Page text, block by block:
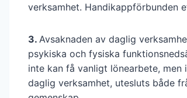
verksamhet. Handikappförbunden
3. Avsaknaden av daglig
psykiska och fysiska
inte kan få vanligt lönearbete,
daglig verksamhet, utesluts både